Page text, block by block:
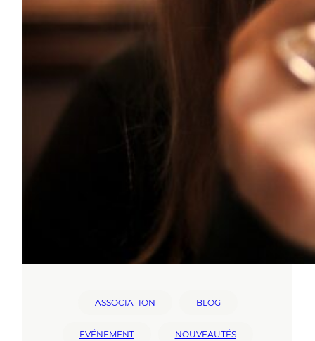
ASSOCIATION BLOG
EVÉNEMENT NOUVEAUTÉS